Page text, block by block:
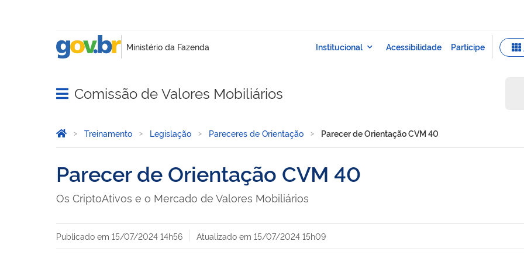
Abrir menu principal de navegação
Comissão de Valores Mobiliários
Você está aqui:
Página Inicial
Treinamento Legislação Pareceres de Orientação Parecer de Orientação CVM 40
Parecer de Orientação CVM 40
Os CriptoAtivos e o Mercado de Valores Mobiliários
Publicado em 15/07/2024 14h56 Atualizado em 15/07/2024 15h09